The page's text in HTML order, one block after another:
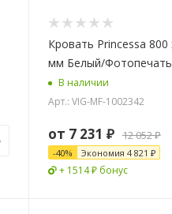
Кровать Princessa 800 х 2000
мм Белый/Фотопечать
В наличии
Арт.: VIG-MF-1002342
от 7 231 ₽ 12 052 ₽
-40% Экономия 4 821 ₽
+ 1514 ₽ бонус